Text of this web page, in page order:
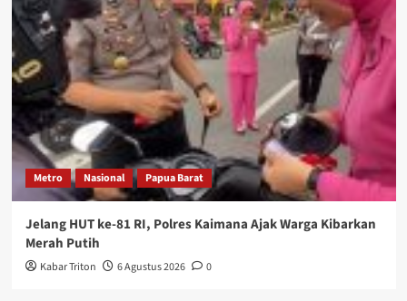
Metro Nasional Papua Barat
Jelang HUT ke-81 RI, Polres Kaimana Ajak Warga Kibarkan
Merah Putih
Kabar Triton 6 Agustus 2026 0